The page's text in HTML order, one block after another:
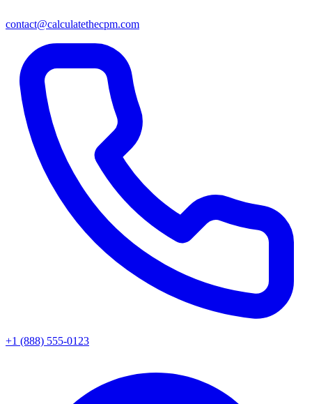
contact@calculatethecpm.com
+1 (888) 555-0123